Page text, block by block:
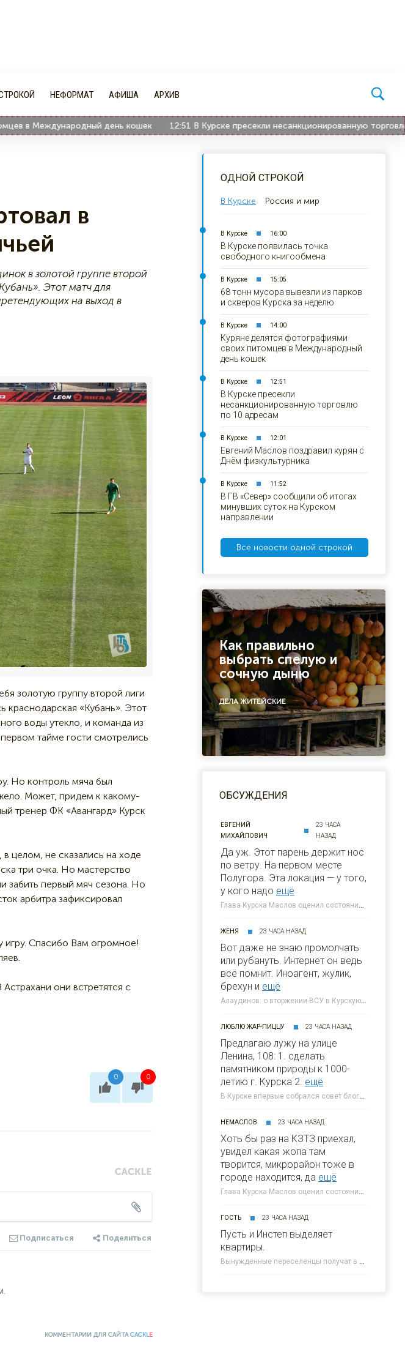
НЕФОРМАТ АФИША АРХИВ
Международный день кошек 12:51 В Курске пресекли несанкционированную торговлю по
в
в золотой группе второй
Этот матч для
на выход в
золотую группу второй лиги
краснодарская «Кубань». Этот
воды утекло, и команда из
тайме гости смотрелись
Но контроль мяча был
Может, придем к какому-
тренер ФК «Авангард» Курск
целом, не сказались на ходе
три очка. Но мастерство
забить первый мяч сезона. Но
арбитра зафиксировал
игру. Спасибо Вам огромное!
они встретятся с
0 0
Подписаться Поделиться
КОММЕНТАРИИ ДЛЯ САЙТАCACKLE
ОДНОЙ СТРОКОЙ
В Курске Россия и мир
В Курске 16:00
В Курске появилась точка
свободного книгообмена
В Курске 15:05
68 тонн мусора вывезли из парков
и скверов Курска за неделю
В Курске 14:00
Куряне делятся фотографиями
своих питомцев в Международный
день кошек
В Курске 12:51
В Курске пресекли
несанкционированную торговлю
по 10 адресам
В Курске 12:01
Евгений Маслов поздравил курян с
Днём физкультурника
В Курске 11:52
В ГВ «Север» сообщили об итогах
минувших суток на Курском
направлении
Все новости одной строкой
Как правильно
выбрать спелую и
сочную дыню
ДЕЛА ЖИТЕЙСКИЕ
ОБСУЖДЕНИЯ
ЕВГЕНИЙ
МИХАЙЛОВИЧ
23 ЧАСА
НАЗАД
Да уж. Этот парень держит нос
по ветру. На первом месте
Полугора. Этa локация — у того,
у кого надо ещё
Глава Курска Маслов оценил состояние требующих благоустройства локаций » 46ТВ Курское Интернет Телевидение
ЖЕНЯ 23 ЧАСА НАЗАД
Вот даже не знаю промолчать
или рубануть. Интернет он ведь
всё помнит. Иноагент, жулик,
брехун и ещё
Алаудинов: о вторжении ВСУ в Курскую область я узнал от гражданских людей » 46ТВ Курское Интернет Телевидение
ЛЮБЛЮ ЖАР-ПИЦЦУ 23 ЧАСА НАЗАД
Предлагаю лужу на улице
Ленина, 108: 1. сделать
памятником природы к 1000-
летию г. Курска 2. ещё
В Курске впервые собрался совет блогеров при главе города » 46ТВ Курское Интернет Телевидение
НЕМАСЛОВ 23 ЧАСА НАЗАД
Хоть бы раз на КЗТЗ приехал,
увидел какая жопа там
творится, микрорайон тоже в
городе находится, да ещё
Глава Курска Маслов оценил состояние требующих благоустройства локаций » 46ТВ Курское Интернет Телевидение
ГОСТЬ 23 ЧАСА НАЗАД
Пусть и Инстеп выделяет
квартиры.
Вынужденные переселенцы получат в Курске около 300 квартир от КПД » 46ТВ Курское Интернет Телевидение